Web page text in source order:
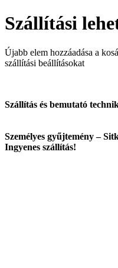
Szállítási
Újabb elem hozzáadása a
szállítási beállításokat
Szállítás és bemutató
Személyes gyűjtemény –
Ingyenes szállítás!